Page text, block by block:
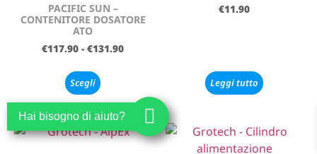
PACIFIC SUN –
CONTENITORE DOSATORE
ATO
€117.90 - €131.90
Scegli
€11.90
Leggi tutto
Hai bisogno di aiuto?